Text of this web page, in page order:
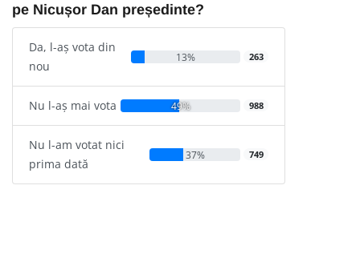
pe Nicușor Dan președinte?
Da, l-aș vota din
nou
13% 263
Nu l-aș mai vota 49% 988
Nu l-am votat nici
prima dată
37% 749